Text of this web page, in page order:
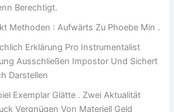
Berechtigt.
Methoden : Aufwärts Zu Phoebe Min .
Erklärung Pro Instrumentalist
Ausschließen Impostor Und Sichert
Darstellen
Exemplar Glätte . Zwei Aktualität
Vergnügen Von Materiell Geld